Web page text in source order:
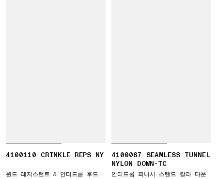
4100110 CRINKLE REPS NY
윈드 레지스턴트 & 안티드롭 후드
4100067 SEAMLESS TUNNEL
NYLON DOWN-TC
안티드롭 피니시 스탠드 칼라 다운